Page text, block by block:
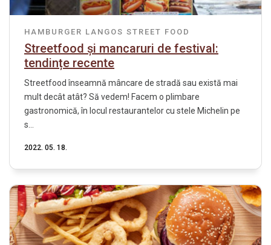
HAMBURGER LANGOS STREET FOOD
Streetfood și mancaruri de festival:
tendințe recente
Streetfood înseamnă mâncare de stradă sau există mai
mult decât atât? Să vedem! Facem o plimbare
gastronomică, în locul restaurantelor cu stele Michelin pe
s...
2022. 05. 18.